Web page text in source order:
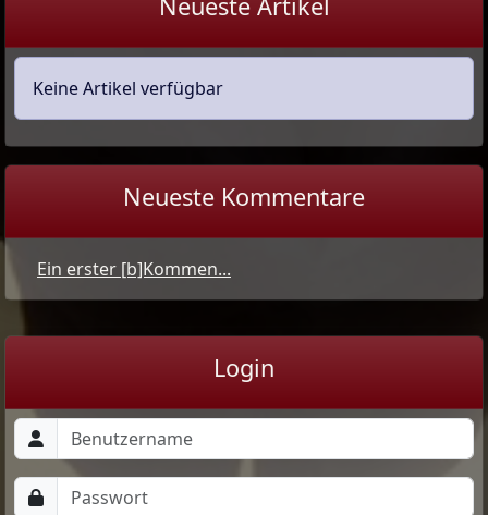
Keine Artikel verfügbar
Neueste Kommentare
Ein erster [b]Kommen...
Login